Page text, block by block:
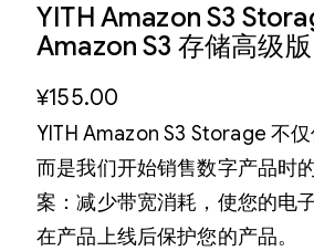
YITH Amazon S3
Amazon S3 存储高级版
¥155.00
YITH Amazon S3 Storage 不
而是我们开始销售数字产品时
案：减少带宽消耗，使您的电
在产品上线后保护您的产品。